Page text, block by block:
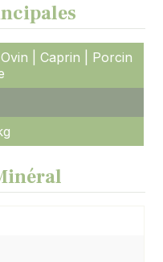
| Caprin | Porcin